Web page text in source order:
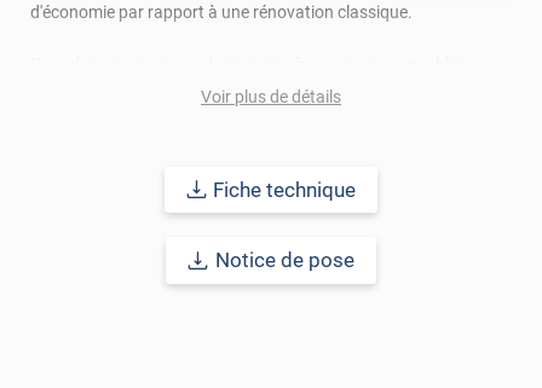
d'économie par rapport à une rénovation classique.
comptez sur ce vinyl de haute qualité avec une excellente
résistance à l’eau, à la saleté, à l’abrasion, aux UV et à l’usure.
revêtement peut être installé dans un lieu ouvert public.
écaillage, délamination et jaunissement)
Voir plus de détails
Fiche technique
Notice de pose